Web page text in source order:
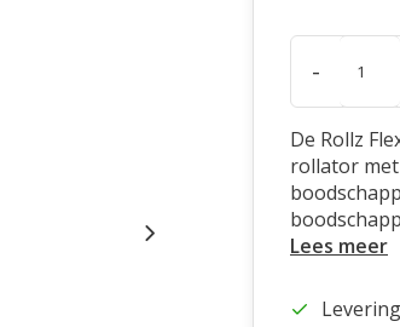
-
De Rollz
rollator
Lees meer